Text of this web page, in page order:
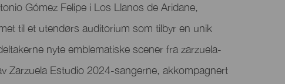
Gómez Felipe i Los Llanos de Aridane,
til et utendørs auditorium som tilbyr en unik
nyte emblematiske scener fra zarzuela-
Zarzuela Estudio 2024-sangerne, akkompagnert